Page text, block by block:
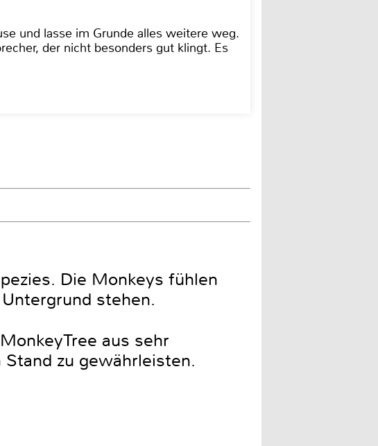
und lasse im Grunde alles weitere weg.
der nicht besonders gut klingt. Es
Die Monkeys fühlen
stehen.
aus sehr
zu gewährleisten.